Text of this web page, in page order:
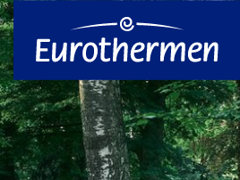
zum Hauptinhalt springen